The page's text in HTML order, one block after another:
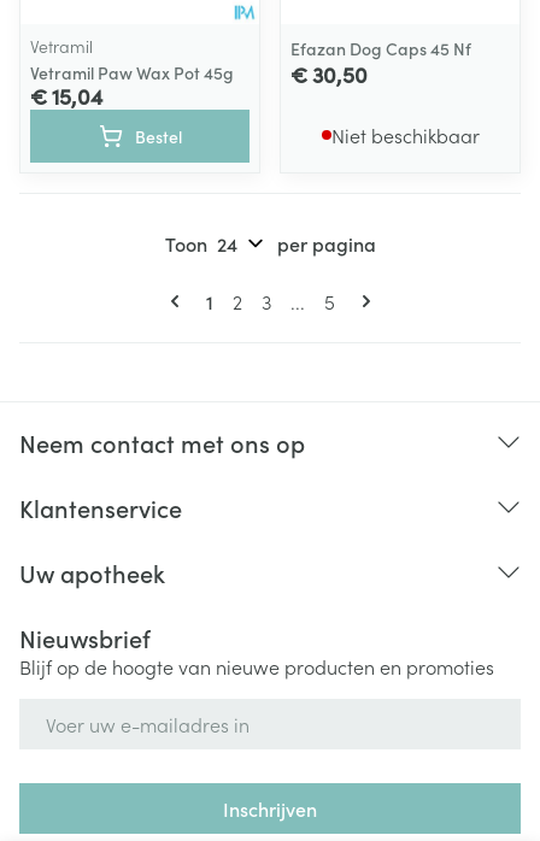
Vetramil
Vetramil Paw Wax Pot 45g
€ 15,04
Bestel
Efazan Dog Caps 45 Nf
€ 30,50
Niet beschikbaar
Pagina's
U lees momenteel pagina
1 Pagina
2 Pagina
3 ... Pagina
5
Toon per pagina
Neem contact met ons op
Klantenservice
Uw apotheek
Nieuwsbrief
Blijf op de hoogte van nieuwe producten en promoties
Inschrijven